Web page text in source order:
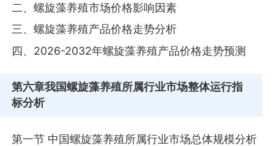
二、螺旋藻养殖市场价格影响因素
三、螺旋藻养殖产品价格走势分析
四、2026-2032年螺旋藻养殖产品价格走势预测
第六章我国螺旋藻养殖所属行业市场整体运行指
标分析
第一节 中国螺旋藻养殖所属行业市场总体规模分析